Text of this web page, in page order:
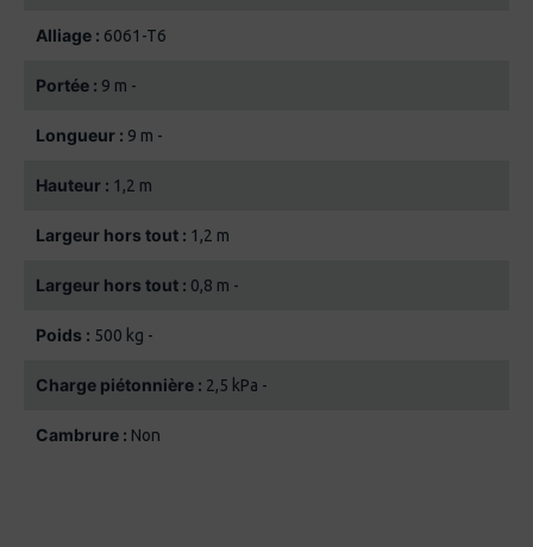
Alliage : 6061-T6
Portée : 9 m -
Longueur : 9 m -
Hauteur : 1,2 m
Largeur hors tout : 1,2 m
Largeur hors tout : 0,8 m -
Poids : 500 kg -
Charge piétonnière : 2,5 kPa -
Cambrure : Non